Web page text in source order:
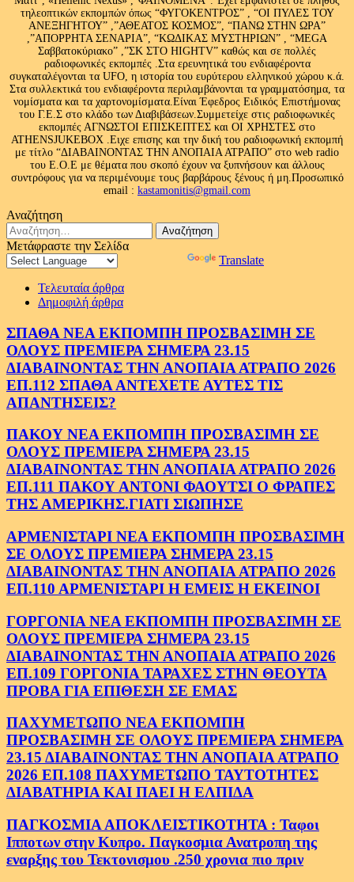
τηλεοπτικών εκπομπών όπως “ΦΥΓΟΚΕΝΤΡΟΣ” , “ΟΙ ΠΥΛΕΣ ΤΟΥ
ΑΝΕΞΗΓΗΤΟΥ” ,”ΑΘΕΑΤΟΣ ΚΟΣΜΟΣ”, “ΠΑΝΩ ΣΤΗΝ ΩΡΑ”
,”ΑΠΟΡΡΗΤΑ ΣΕΝΑΡΙΑ”, “ΚΩΔΙΚΑΣ ΜΥΣΤΗΡΙΩΝ” , “MEGA
Σαββατοκύριακο” ,”ΣΚ ΣΤΟ HIGHTV” καθώς και σε πολλές
ραδιοφωνικές εκπομπές .Στα ερευνητικά του ενδιαφέροντα
συγκαταλέγονται τα UFO, η ιστορία του ευρύτερου ελληνικού χώρου κ.ά.
Στα συλλεκτικά του ενδιαφέροντα περιλαμβάνονται τα γραμματόσημα, τα
νομίσματα και τα χαρτονομίσματα.Είναι Έφεδρος Ειδικός Επιστήμονας
του Γ.Ε.Σ στο κλάδο των Διαβιβάσεων.Συμμετείχε στις ραδιοφωνικές
εκπομπές ΑΓΝΩΣΤΟΙ ΕΠΙΣΚΕΠΤΕΣ και ΟΙ ΧΡΗΣΤΕΣ στο
ATHENSJUKEBOX .Ειχε επισης και την δική του ραδιοφωνική εκπομπή
με τίτλο “ΔΙΑΒΑΙΝΟΝΤΑΣ ΤΗΝ ΑΝΟΠΑΙΑ ΑΤΡΑΠΟ” στο web radio
του Ε.Ο.Ε με θέματα που σκοπό έχουν να ξυπνήσουν και άλλους
συντρόφους για να περιμένουμε τους βαρβάρους ξένους ή μη.Προσωπικό
email : kastamonitis@gmail.com
Αναζήτηση
Αναζήτηση
για:
Μετάφραστε την Σελίδα
Translate
Τελευταία άρθρα
Δημοφιλή άρθρα
ΣΠΑΘΑ ΝΕΑ ΕΚΠΟΜΠΗ ΠΡΟΣΒΑΣΙΜΗ ΣΕ
ΟΛΟΥΣ ΠΡΕΜΙΕΡΑ ΣΗΜΕΡΑ 23.15
ΔΙΑΒΑΙΝΟΝΤΑΣ ΤΗΝ ΑΝΟΠΑΙΑ ΑΤΡΑΠΟ 2026
ΕΠ.112 ΣΠΑΘΑ ΑΝΤΕΧΕΤΕ ΑΥΤΕΣ ΤΙΣ
ΑΠΑΝΤΗΣΕΙΣ?
ΠΑΚΟΥ ΝΕΑ ΕΚΠΟΜΠΗ ΠΡΟΣΒΑΣΙΜΗ ΣΕ
ΟΛΟΥΣ ΠΡΕΜΙΕΡΑ ΣΗΜΕΡΑ 23.15
ΔΙΑΒΑΙΝΟΝΤΑΣ ΤΗΝ ΑΝΟΠΑΙΑ ΑΤΡΑΠΟ 2026
ΕΠ.111 ΠΑΚΟΥ ΑΝΤΟΝΙ ΦΑΟΥΤΣΙ Ο ΦΡΑΠΕΣ
ΤΗΣ ΑΜΕΡΙΚΗΣ.ΓΙΑΤΙ ΣΙΩΠΗΣΕ
ΑΡΜΕΝΙΣΤΑΡΙ ΝΕΑ ΕΚΠΟΜΠΗ ΠΡΟΣΒΑΣΙΜΗ
ΣΕ ΟΛΟΥΣ ΠΡΕΜΙΕΡΑ ΣΗΜΕΡΑ 23.15
ΔΙΑΒΑΙΝΟΝΤΑΣ ΤΗΝ ΑΝΟΠΑΙΑ ΑΤΡΑΠΟ 2026
ΕΠ.110 ΑΡΜΕΝΙΣΤΑΡΙ Η ΕΜΕΙΣ Η ΕΚΕΙΝΟΙ
ΓΟΡΓΟΝΙΑ ΝΕΑ ΕΚΠΟΜΠΗ ΠΡΟΣΒΑΣΙΜΗ ΣΕ
ΟΛΟΥΣ ΠΡΕΜΙΕΡΑ ΣΗΜΕΡΑ 23.15
ΔΙΑΒΑΙΝΟΝΤΑΣ ΤΗΝ ΑΝΟΠΑΙΑ ΑΤΡΑΠΟ 2026
ΕΠ.109 ΓΟΡΓΟΝΙΑ ΤΑΡΑΧΕΣ ΣΤΗΝ ΘΕΟΥΤΑ
ΠΡΟΒΑ ΓΙΑ ΕΠΙΘΕΣΗ ΣΕ ΕΜΑΣ
ΠΑΧΥΜΕΤΩΠΟ ΝΕΑ ΕΚΠΟΜΠΗ
ΠΡΟΣΒΑΣΙΜΗ ΣΕ ΟΛΟΥΣ ΠΡΕΜΙΕΡΑ ΣΗΜΕΡΑ
23.15 ΔΙΑΒΑΙΝΟΝΤΑΣ ΤΗΝ ΑΝΟΠΑΙΑ ΑΤΡΑΠΟ
2026 ΕΠ.108 ΠΑΧΥΜΕΤΩΠΟ ΤΑΥΤΟΤΗΤΕΣ
ΔΙΑΒΑΤΗΡΙΑ ΚΑΙ ΠΑΕΙ Η ΕΛΠΙΔΑ
ΠΑΓΚΟΣΜΙΑ ΑΠΟΚΛΕΙΣΤΙΚΟΤΗΤΑ : Ταφοι
Ιπποτων στην Κυπρο. Παγκοσμια Ανατροπη της
εναρξης του Τεκτονισμου .250 χρονια πιο πριν